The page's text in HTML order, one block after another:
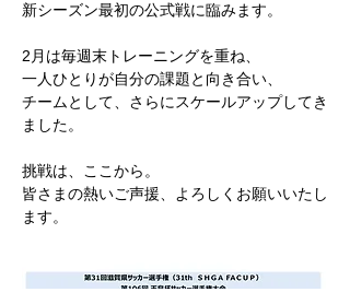
新シーズン最初の公式戦に臨みます。
2月は毎週末トレーニングを重ね、
一人ひとりが自分の課題と向き合い、
チームとして、さらにスケールアップしてき
ました。
挑戦は、ここから。
皆さまの熱いご声援、よろしくお願いいたし
ます。